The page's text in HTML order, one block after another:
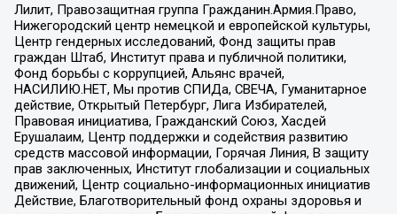
Лилит, Правозащитная группа Гражданин.Армия.Право,
Нижегородский центр немецкой и европейской культуры,
Центр гендерных исследований, Фонд защиты прав
граждан Штаб, Институт права и публичной политики,
Фонд борьбы с коррупцией, Альянс врачей,
НАСИЛИЮ.НЕТ, Мы против СПИДа, СВЕЧА, Гуманитарное
действие, Открытый Петербург, Лига Избирателей,
Правовая инициатива, Гражданский Союз, Хасдей
Ерушалаим, Центр поддержки и содействия развитию
средств массовой информации, Горячая Линия, В защиту
прав заключенных, Институт глобализации и социальных
движений, Центр социально-информационных инициатив
Действие, Благотворительный фонд охраны здоровья и